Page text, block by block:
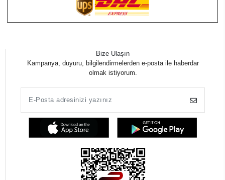
Bize Ulaşın
Kampanya, duyuru, bilgilendirmelerden e-posta ile haberdar
olmak istiyorum.